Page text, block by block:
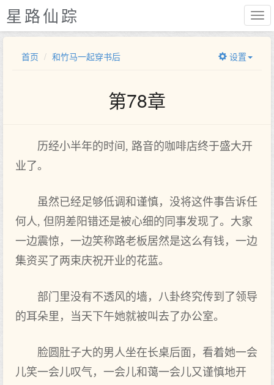
星路仙踪
首页 和竹马一起穿书后 设置
第78章
历经小半年的时间, 路音的咖啡店终于盛大开
业了。
虽然已经足够低调和谨慎，没将这件事告诉任
何人, 但阴差阳错还是被心细的同事发现了。大家
一边震惊，一边笑称路老板居然是这么有钱，一边
集资买了两束庆祝开业的花蓝。
部门里没有不透风的墙，八卦终究传到了领导
的耳朵里，当天下午她就被叫去了办公室。
脸圆肚子大的男人坐在长桌后面，看着她一会
儿笑一会儿叹气，一会儿和蔼一会儿又谨慎地开